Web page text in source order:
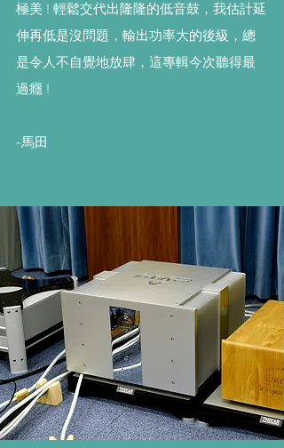
極美 ! 輕鬆交代出隆隆的低音鼓，我估計延
伸再低是沒問題，輸出功率大的後級，總
是令人不自覺地放肆，這專輯今次聽得最
過癮 !
-馬田